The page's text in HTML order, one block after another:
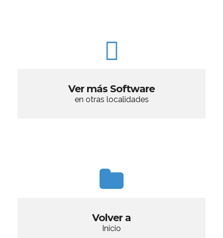
Ver más Software
en otras localidades
Volver a
Inicio